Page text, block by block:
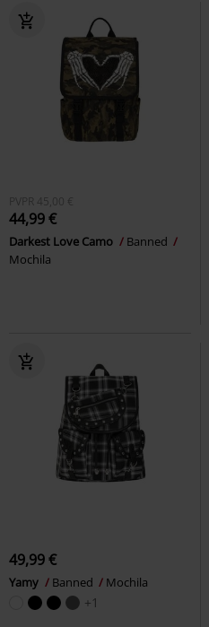
PVPR 45,00 €
44,99 €
Darkest Love Camo
Banned
Mochila
49,99 €
Yamy Banned Mochila
+1